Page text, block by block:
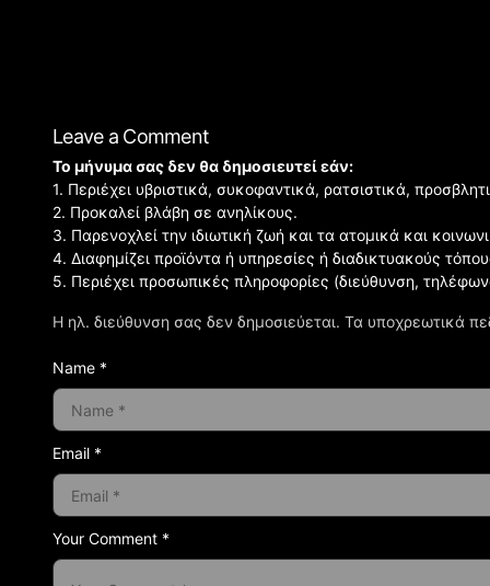
Leave a Comment
Η ηλ. διεύθυνση σας δεν δημοσιεύεται. Τα υποχρεωτικά
Your Comment *
Το μήνυμα σας δεν θα δημοσιευτεί εάν:
1. Περιέχει υβριστικά, συκοφαντικά, ρατσιστικά,
2. Προκαλεί βλάβη σε ανηλίκους.
3. Παρενοχλεί την ιδιωτική ζωή και τα ατομικά και
4. Διαφημίζει προϊόντα ή υπηρεσίες ή διαδικτυακούς
5. Περιέχει προσωπικές πληροφορίες (διεύθυνση,
Name *
Email *